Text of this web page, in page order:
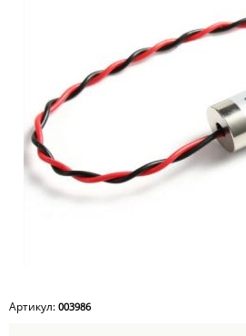
Артикул: 003986